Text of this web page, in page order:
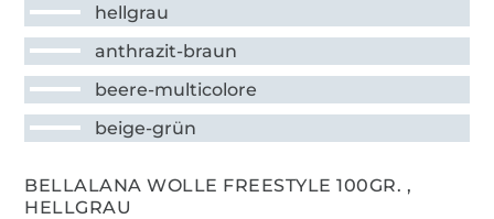
hellgrau
anthrazit-braun
beere-multicolore
beige-grün
BELLALANA WOLLE FREESTYLE 100GR. ,
HELLGRAU